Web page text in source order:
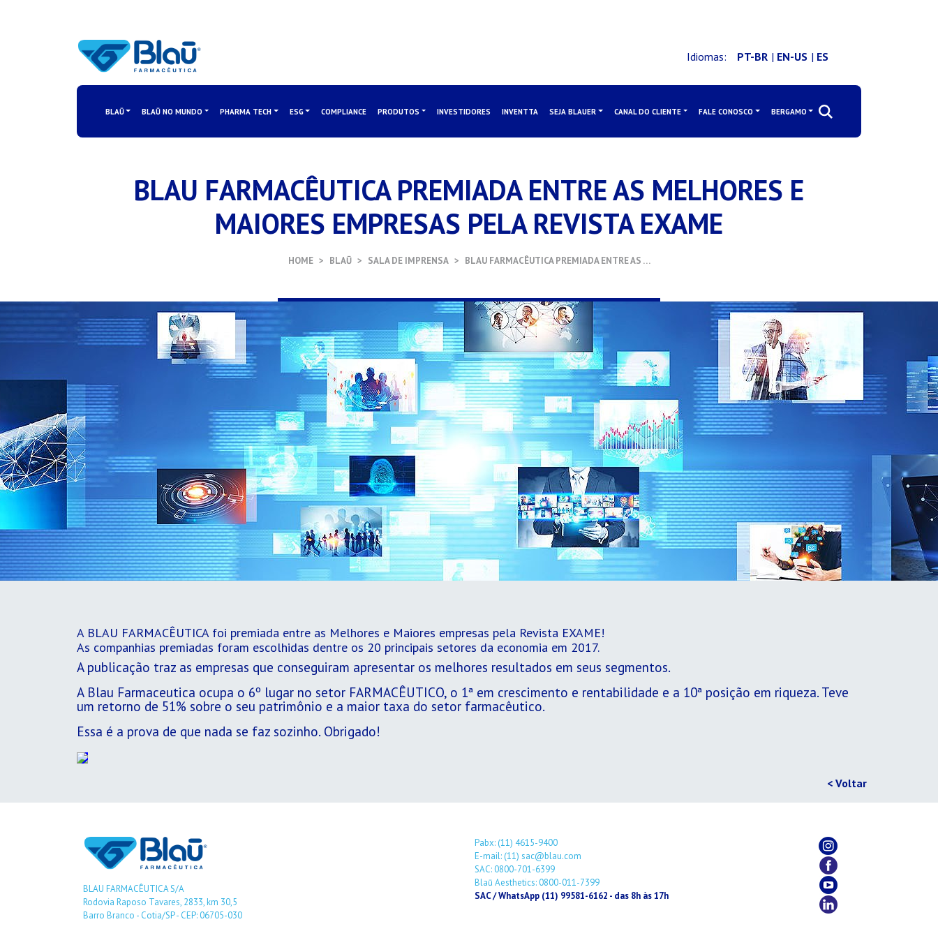
Idiomas: PT-BR | EN-US | ES
BLAŪ BLAŪ NO MUNDO PHARMA TECH ESG COMPLIANCE PRODUTOS INVESTIDORES INVENTTA SEJA BLAUER CANAL DO CLIENTE FALE CONOSCO BERGAMO
BLAU FARMACÊUTICA PREMIADA ENTRE AS MELHORES E
MAIORES EMPRESAS PELA REVISTA EXAME
HOME BLAŪ SALA DE IMPRENSA BLAU FARMACÊUTICA PREMIADA ENTRE AS …
A BLAU FARMACÊUTICA foi premiada entre as Melhores e Maiores empresas pela Revista EXAME!
As companhias premiadas foram escolhidas dentre os 20 principais setores da economia em 2017.
A publicação traz as empresas que conseguiram apresentar os melhores resultados em seus segmentos.
A Blau Farmaceutica ocupa o 6º lugar no setor FARMACÊUTICO, o 1ª em crescimento e rentabilidade e a 10ª posição em riqueza. Teve
um retorno de 51% sobre o seu patrimônio e a maior taxa do setor farmacêutico.
Essa é a prova de que nada se faz sozinho. Obrigado!
< Voltar
BLAU FARMACÊUTICA S/A
Rodovia Raposo Tavares, 2833, km 30,5
Barro Branco - Cotia/SP - CEP: 06705-030
Pabx: (11) 4615-9400
E-mail: (11) sac@blau.com
SAC: 0800-701-6399
Blaū Aesthetics: 0800-011-7399
SAC / WhatsApp (11) 99581-6162 - das 8h às 17h